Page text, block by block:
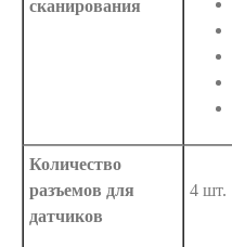
сканирования
Количество
разъемов для
датчиков
4 шт.